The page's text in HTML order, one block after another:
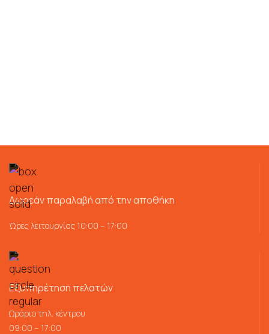
Δωρεάν παραλαβή από την αποθήκη
Ώρες λειτουργίας 10:00 – 17:00
Εξυπηρέτηση πελατών
Ωράριο τηλ. κέντρου
09:00 – 17:00